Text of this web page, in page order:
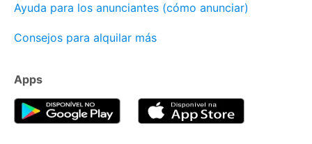
Ayuda para los anunciantes (cómo anunciar)
Consejos para alquilar más
Apps